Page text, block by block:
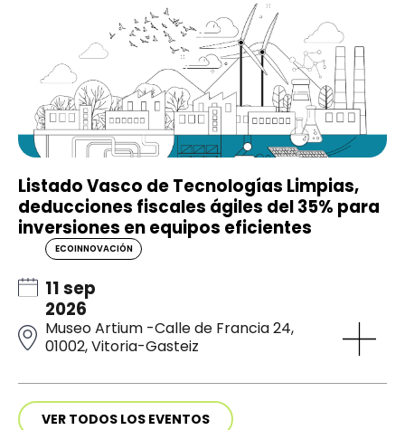
Listado Vasco de Tecnologías Limpias,
deducciones fiscales ágiles del 35% para
inversiones en equipos eficientes
ECOINNOVACIÓN
11 sep
2026
Museo Artium -Calle de Francia 24,
01002, Vitoria-Gasteiz
VER TODOS LOS EVENTOS